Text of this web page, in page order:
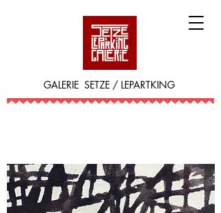
GALERIE SETZE / LEPARTKING